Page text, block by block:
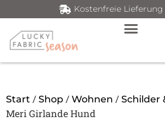
Kostenfreie Lieferung
Start / Shop / Wohnen / Schilder
Meri Girlande Hund